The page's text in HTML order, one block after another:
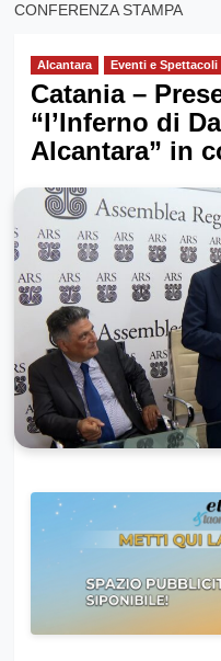
CONFERENZA STAMPA
Alcantara Eventi e Spettacoli
Catania –
“l’Inferno di
Alcantara” in